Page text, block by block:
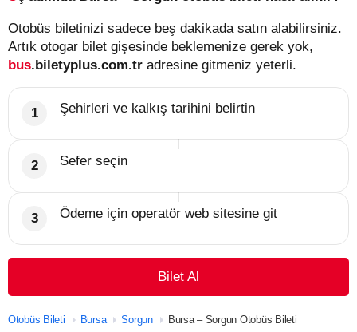
Otobüs biletinizi sadece beş dakikada satın alabilirsiniz.
Artık otogar bilet gişesinde beklemenize gerek yok,
bus.biletyplus.com.tr adresine gitmeniz yeterli.
Şehirleri ve kalkış tarihini belirtin
Sefer seçin
Ödeme için operatör web sitesine git
Bilet Al
Otobüs Bileti Bursa Sorgun Bursa – Sorgun Otobüs Bileti